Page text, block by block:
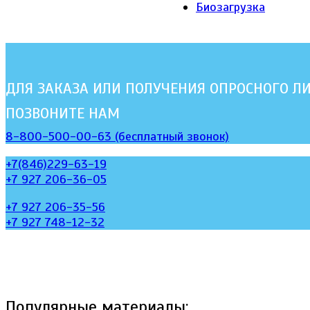
Биозагрузка
ДЛЯ ЗАКАЗА ИЛИ ПОЛУЧЕНИЯ ОПРОСНОГО
ПОЗВОНИТЕ НАМ
8-800-500-00-63 (бесплатный звонок)
+7(846)229-63-19
+7 927 206-36-05
+7 927 206-35-56
+7 927 748-12-32